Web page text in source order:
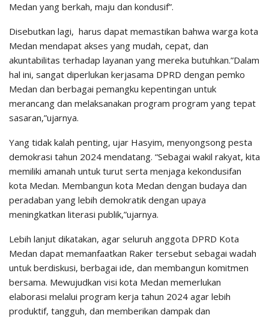
Medan yang berkah, maju dan kondusif”.
Disebutkan lagi, harus dapat memastikan bahwa warga kota
Medan mendapat akses yang mudah, cepat, dan
akuntabilitas terhadap layanan yang mereka butuhkan.”Dalam
hal ini, sangat diperlukan kerjasama DPRD dengan pemko
Medan dan berbagai pemangku kepentingan untuk
merancang dan melaksanakan program program yang tepat
sasaran,”ujarnya.
Yang tidak kalah penting, ujar Hasyim, menyongsong pesta
demokrasi tahun 2024 mendatang. “Sebagai wakil rakyat, kita
memiliki amanah untuk turut serta menjaga kekondusifan
kota Medan. Membangun kota Medan dengan budaya dan
peradaban yang lebih demokratik dengan upaya
meningkatkan literasi publik,”ujarnya.
Lebih lanjut dikatakan, agar seluruh anggota DPRD Kota
Medan dapat memanfaatkan Raker tersebut sebagai wadah
untuk berdiskusi, berbagai ide, dan membangun komitmen
bersama. Mewujudkan visi kota Medan memerlukan
elaborasi melalui program kerja tahun 2024 agar lebih
produktif, tangguh, dan memberikan dampak dan